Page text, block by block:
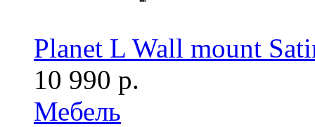
Planet L Wall mount
10 990 р.
Мебель